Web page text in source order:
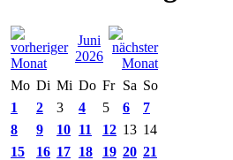
Juni
2026
Mo Di Mi Do Fr Sa So
1
2 3 4 5 6
7
8
9 10 11 12 13 14
15
16 17 18 19 20 21